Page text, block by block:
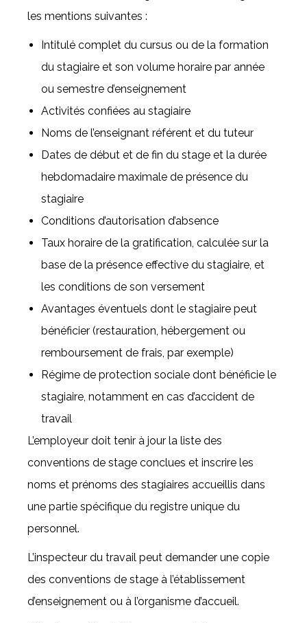
les mentions suivantes :
Intitulé complet du cursus ou de la formation
du stagiaire et son volume horaire par année
ou semestre d’enseignement
Activités confiées au stagiaire
Noms de l’enseignant référent et du tuteur
Dates de début et de fin du stage et la durée
hebdomadaire maximale de présence du
stagiaire
Conditions d’autorisation d’absence
Taux horaire de la gratification, calculée sur la
base de la présence effective du stagiaire, et
les conditions de son versement
Avantages éventuels dont le stagiaire peut
bénéficier (restauration, hébergement ou
remboursement de frais, par exemple)
Régime de protection sociale dont bénéficie le
stagiaire, notamment en cas d’accident de
travail
L’employeur doit tenir à jour la liste des
conventions de stage conclues et inscrire les
noms et prénoms des stagiaires accueillis dans
une partie spécifique du registre unique du
personnel.
L’inspecteur du travail peut demander une copie
des conventions de stage à l’établissement
d’enseignement ou à l’organisme d’accueil.